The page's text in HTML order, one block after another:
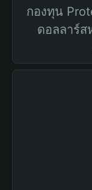
กองทุน
ดอลลาร์ส